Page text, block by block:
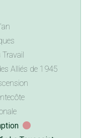
Travail
Alliés de 1945